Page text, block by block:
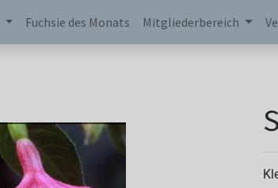
Fuchsie des Monats Mitgliederbereich